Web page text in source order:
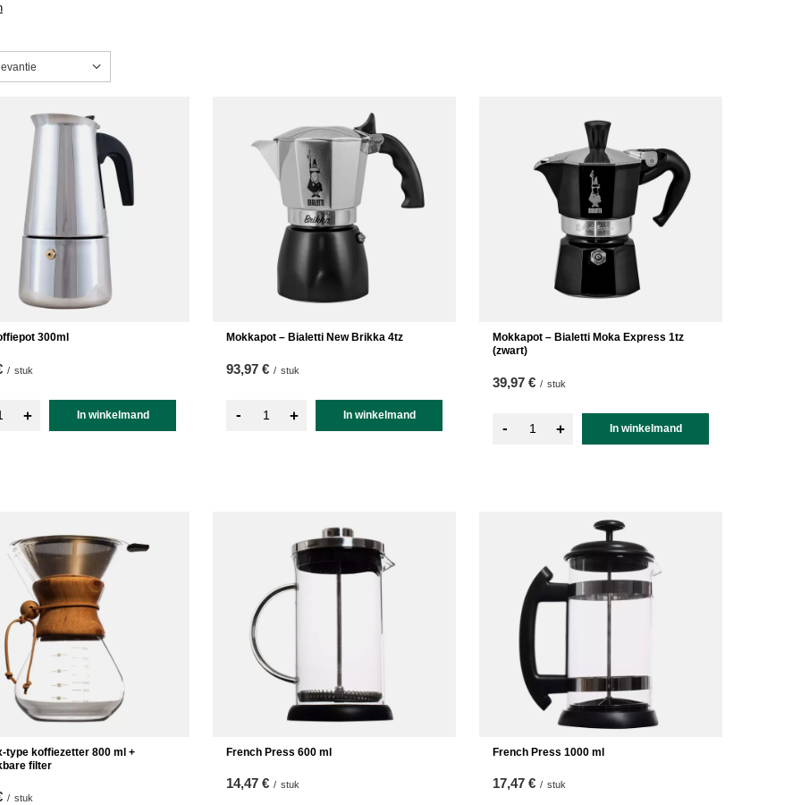
wijzigen
300ml
/ stuk
+ In winkelmand
Mokkapot – Bialetti New Brikka 4tz
93,97 € / stuk
- + In winkelmand
Mokkapot – Bialetti Moka Express 1tz
(zwart)
39,97 € / stuk
- + In winkelmand
koffiezetter 800 ml +
filter
/ stuk
French Press 600 ml
14,47 € / stuk
French Press 1000 ml
17,47 € / stuk